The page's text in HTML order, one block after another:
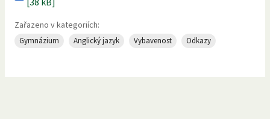
Zařazeno v kategoriích:
Gymnázium Anglický jazyk Vybavenost Odkazy